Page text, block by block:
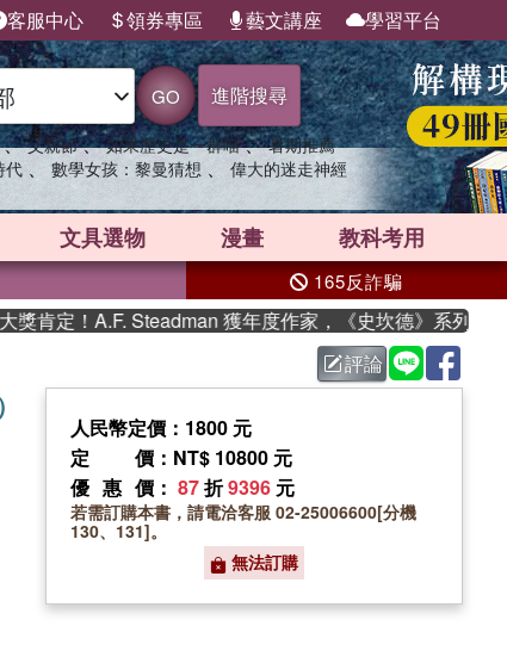
客服中心 領券專區 藝文講座 學習平台
GO 進階搜尋
、 父親節 、 如果歷史是一群喵 、 暑期推薦
代 、 數學女孩：黎曼猜想 、 偉大的迷走神經
文具選物 漫畫 教科考用
165反詐騙
定！A.F. Steadman 獲年度作家，《史坎德》系列帶你踏
評論
人民幣定價：1800 元
定價 ：NT$ 10800 元
優惠價 ： 87折9396 元
若需訂購本書，請電洽客服 02-25006600[分機
130、131]。
無法訂購